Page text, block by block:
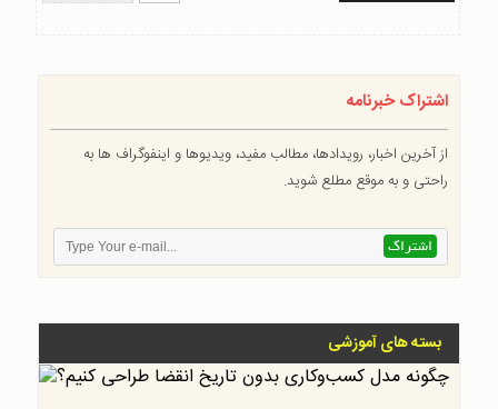
اشتراک خبرنامه
از آخرین اخبار، رویدادها، مطالب مفید، ویدیوها و اینفوگراف ها به
راحتی و به موقع مطلع شوید.
بسته های آموزشی